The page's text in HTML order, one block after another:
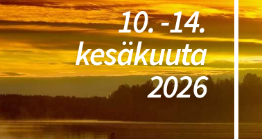
10. -14.
kesäkuuta
2026